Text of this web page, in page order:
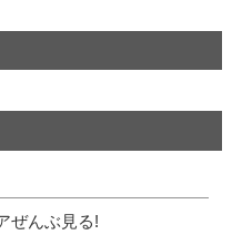
ぜんぶ見る!